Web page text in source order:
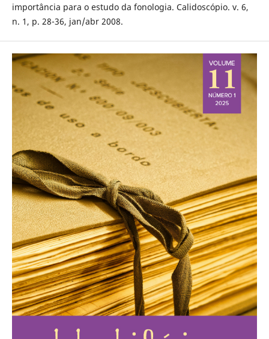
importância para o estudo da fonologia. Calidoscópio. v. 6,
n. 1, p. 28-36, jan/abr 2008.